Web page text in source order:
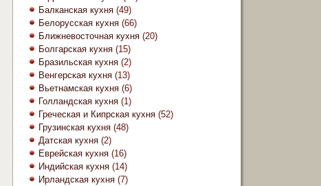
Балканская кухня (49)
Белорусская кухня (66)
Ближневосточная кухня (20)
Болгарская кухня (15)
Бразильская кухня (2)
Венгерская кухня (13)
Вьетнамская кухня (6)
Голландская кухня (1)
Греческая и Кипрская кухня (52)
Грузинская кухня (48)
Датская кухня (2)
Еврейская кухня (16)
Индийская кухня (14)
Ирландская кухня (7)